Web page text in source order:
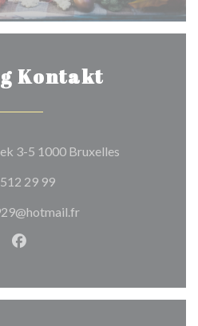
Kontakt
3-5 1000 Bruxelles
29 99
Facebook ((åbner i et nyt